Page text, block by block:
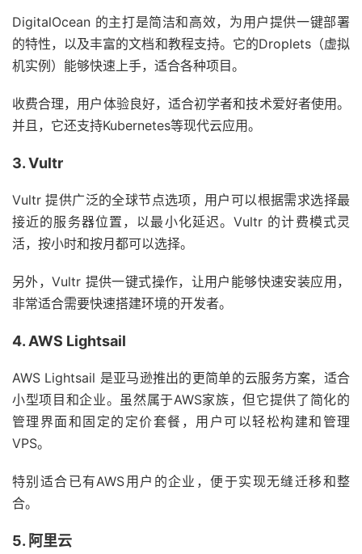
DigitalOcean 的主打是简洁和高效，为用户提供一键部署
的特性，以及丰富的文档和教程支持。它的Droplets（虚拟
机实例）能够快速上手，适合各种项目。
收费合理，用户体验良好，适合初学者和技术爱好者使用。
并且，它还支持Kubernetes等现代云应用。
3. Vultr
Vultr 提供广泛的全球节点选项，用户可以根据需求选择最
接近的服务器位置，以最小化延迟。Vultr 的计费模式灵
活，按小时和按月都可以选择。
另外，Vultr 提供一键式操作，让用户能够快速安装应用，
非常适合需要快速搭建环境的开发者。
4. AWS Lightsail
AWS Lightsail 是亚马逊推出的更简单的云服务方案，适合
小型项目和企业。虽然属于AWS家族，但它提供了简化的
管理界面和固定的定价套餐，用户可以轻松构建和管理
VPS。
特别适合已有AWS用户的企业，便于实现无缝迁移和整
合。
5. 阿里云